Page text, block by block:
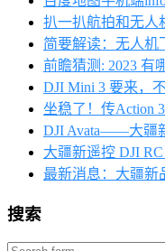
扒一扒航拍和无人
简要解读：无人机
前瞻猜测: 2023 有
DJI Mini 3 要来，
坐稳了！传Action
DJI Avata——大疆
大疆新遥控 DJI
最新消息：大疆新
搜索